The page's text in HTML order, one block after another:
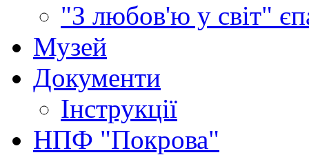
"З любов'ю у світ"
Музей
Документи
Інструкції
НПФ "Покрова"